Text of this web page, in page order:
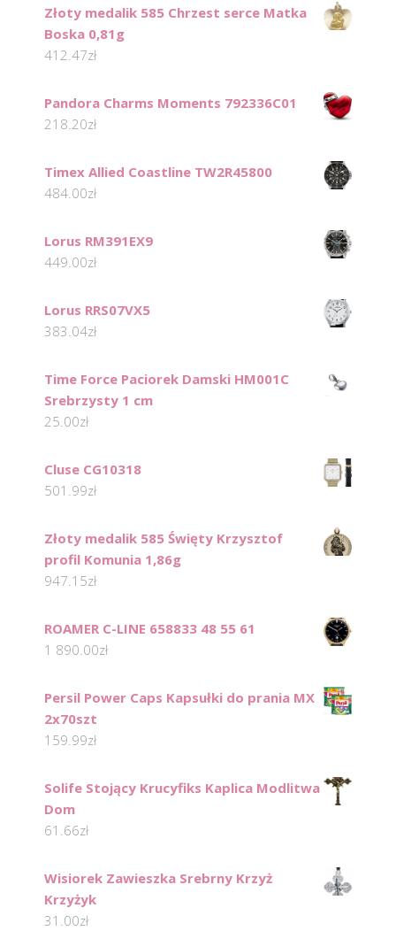
Złoty medalik 585 Chrzest serce Matka
Boska 0,81g
412.47zł
Pandora Charms Moments 792336C01
218.20zł
Timex Allied Coastline TW2R45800
484.00zł
Lorus RM391EX9
449.00zł
Lorus RRS07VX5
383.04zł
Time Force Paciorek Damski HM001C
Srebrzysty 1 cm
25.00zł
Cluse CG10318
501.99zł
Złoty medalik 585 Święty Krzysztof
profil Komunia 1,86g
947.15zł
ROAMER C-LINE 658833 48 55 61
1 890.00zł
Persil Power Caps Kapsułki do prania MX
2x70szt
159.99zł
Solife Stojący Krucyfiks Kaplica Modlitwa
Dom
61.66zł
Wisiorek Zawieszka Srebrny Krzyż
Krzyżyk
31.00zł